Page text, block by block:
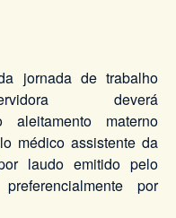
jornada de trabalho
deverá
aleitamento materno
médico assistente da
laudo emitido pelo
por